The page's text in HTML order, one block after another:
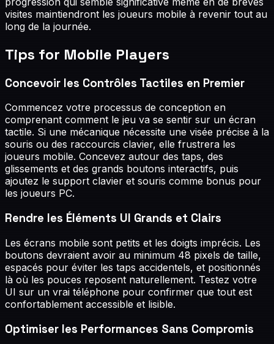
visites maintiendront les joueurs mobile à revenir tout au
long de la journée.
Tips for Mobile Players
Concevoir les Contrôles Tactiles en Premier
Commencez votre processus de conception en
comprenant comment le jeu va se sentir sur un écran
tactile. Si une mécanique nécessite une visée précise à la
souris ou des raccourcis clavier, elle frustrera les
joueurs mobile. Concevez autour des taps, des
glissements et des grands boutons interactifs, puis
ajoutez le support clavier et souris comme bonus pour
les joueurs PC.
Rendre les Éléments UI Grands et Clairs
Les écrans mobile sont petits et les doigts imprécis. Les
boutons devraient avoir au minimum 48 pixels de taille,
espacés pour éviter les taps accidentels, et positionnés
là où les pouces reposent naturellement. Testez votre
UI sur un vrai téléphone pour confirmer que tout est
confortablement accessible et lisible.
Optimiser les Performances Sans Compromis